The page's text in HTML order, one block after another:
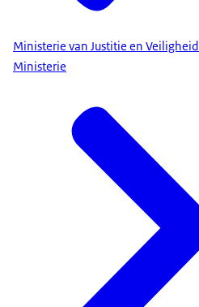
Ministerie van Justitie en Veiligheid
Ministerie